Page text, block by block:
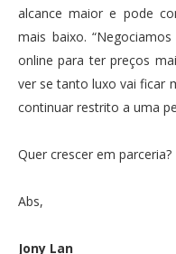
alcance maior e pode
mais baixo.
online para ter preços
ver se tanto luxo vai ficar
continuar restrito a uma
Quer crescer em
Abs,
Jony Lan